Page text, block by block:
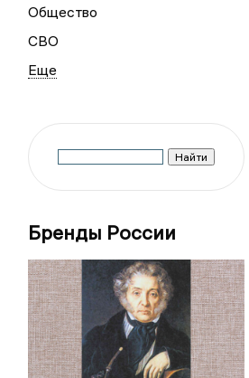
Общество
СВО
Бренды России